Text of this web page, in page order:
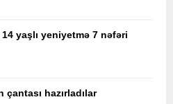
yaşlı yeniyetmə 7 nəfəri
hazırladılar